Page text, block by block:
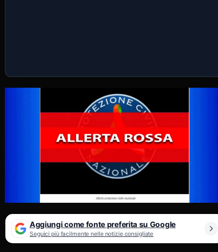
Aggiungi come fonte preferita su Google
Seguici più facilmente nelle notizie consigliate